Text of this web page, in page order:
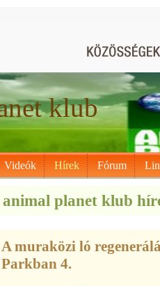
klub
Videók Hírek Fórum
animal planet klub
A muraközi ló
Parkban 4.